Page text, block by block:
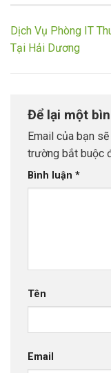
Dịch Vụ Phòng IT
Tại Hải Dương
Để lại một
Email của bạn
trường bắt buộc
Bình luận *
Tên
Email